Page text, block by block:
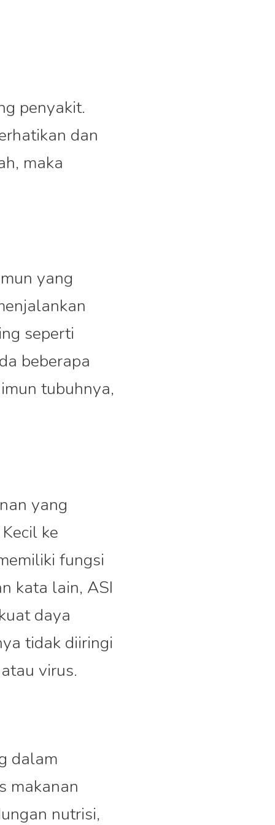
penyakit.
dan
maka
yang
seperti
beberapa
tubuhnya,
yang
ke
fungsi
kata lain, ASI
daya
tidak diiringi
virus.
dalam
makanan
nutrisi,